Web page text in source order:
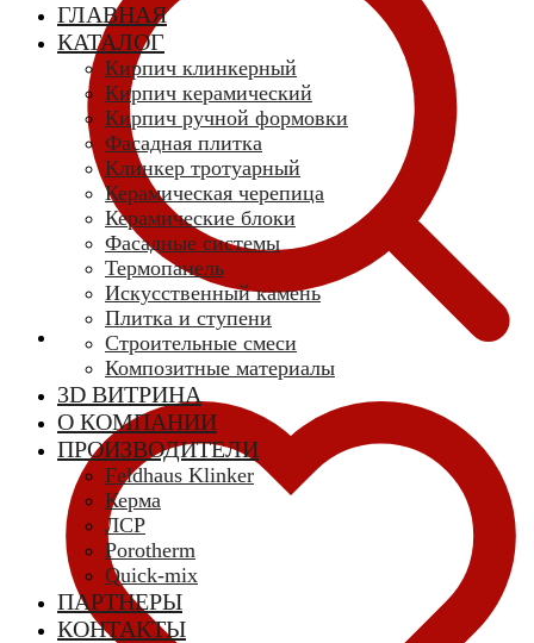
ГЛАВНАЯ
КАТАЛОГ
Кирпич клинкерный
Кирпич керамический
Кирпич ручной формовки
Фасадная плитка
Клинкер тротуарный
Керамическая черепица
Керамические блоки
Фасадные системы
Термопанель
Искусственный камень
Плитка и ступени
Строительные смеси
Композитные материалы
3D ВИТРИНА
О КОМПАНИИ
ПРОИЗВОДИТЕЛИ
Feldhaus Klinker
Керма
ЛСР
Porotherm
Quick-mix
ПАРТНЕРЫ
КОНТАКТЫ